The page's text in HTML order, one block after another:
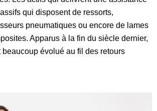
qui disposent de ressorts,
pneumatiques ou encore de lames
Apparus à la fin du siècle dernier,
évolué au fil des retours